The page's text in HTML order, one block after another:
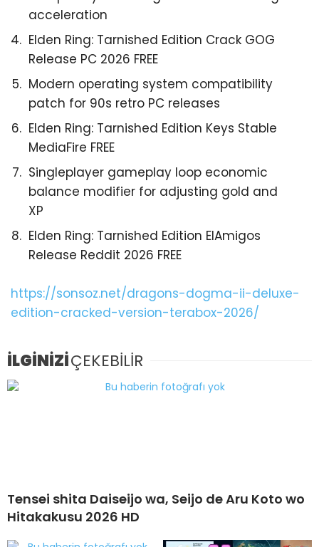
acceleration
Elden Ring: Tarnished Edition Crack GOG
Release PC 2026 FREE
Modern operating system compatibility
patch for 90s retro PC releases
Elden Ring: Tarnished Edition Keys Stable
MediaFire FREE
Singleplayer gameplay loop economic
balance modifier for adjusting gold and
XP
Elden Ring: Tarnished Edition ElAmigos
Release Reddit 2026 FREE
https://sonsoz.net/dragons-dogma-ii-deluxe-
edition-cracked-version-terabox-2026/
İLGİNİZİÇEKEBİLİR
Tensei shita Daiseijo wa, Seijo de Aru Koto wo
Hitakakusu 2026 HD